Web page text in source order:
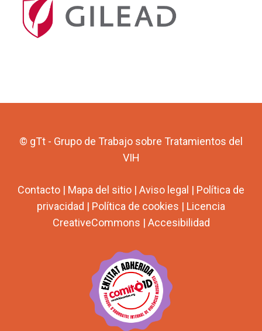
© gTt - Grupo de Trabajo sobre Tratamientos del
VIH
Contacto | Mapa del sitio | Aviso legal | Política de
privacidad | Política de cookies | Licencia
CreativeCommons | Accesibilidad